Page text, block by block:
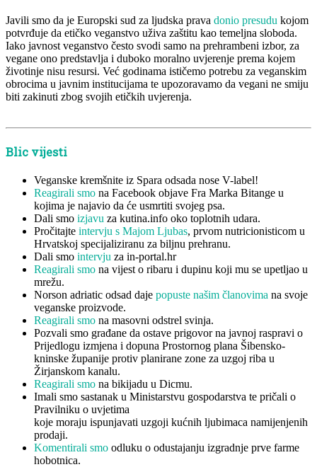
Javili smo da je Europski sud za ljudska prava donio presudu kojom
potvrđuje da etičko veganstvo uživa zaštitu kao temeljna sloboda.
Iako javnost veganstvo često svodi samo na prehrambeni izbor, za
vegane ono predstavlja i duboko moralno uvjerenje prema kojem
životinje nisu resursi. Već godinama ističemo potrebu za veganskim
obrocima u javnim institucijama te upozoravamo da vegani ne smiju
biti zakinuti zbog svojih etičkih uvjerenja.
Blic vijesti
Veganske kremšnite iz Spara odsada nose V-label!
Reagirali smo na Facebook objave Fra Marka Bitange u
kojima je najavio da će usmrtiti svojeg psa.
Dali smo izjavu za kutina.info oko toplotnih udara.
Pročitajte intervju s Majom Ljubas, prvom nutricionisticom u
Hrvatskoj specijaliziranu za biljnu prehranu.
Dali smo intervju za in-portal.hr
Reagirali smo na vijest o ribaru i dupinu koji mu se upetljao u
mrežu.
Norson adriatic odsad daje popuste našim članovima na svoje
veganske proizvode.
Reagirali smo na masovni odstrel svinja.
Pozvali smo građane da ostave prigovor na javnoj raspravi o
Prijedlogu izmjena i dopuna Prostornog plana Šibensko-
kninske županije protiv planirane zone za uzgoj riba u
Žirjanskom kanalu.
Reagirali smo na bikijadu u Dicmu.
Imali smo sastanak u Ministarstvu gospodarstva te pričali o
Pravilniku o uvjetima
koje moraju ispunjavati uzgoji kućnih ljubimaca namijenjenih
prodaji.
Komentirali smo odluku o odustajanju izgradnje prve farme
hobotnica.